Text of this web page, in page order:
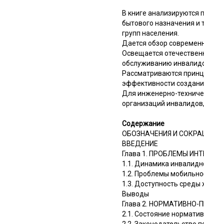
В книге анализируются
бытового назначения
групп населения.
Дается обзор
Освещается
обслуживанию
Рассматриваются
эффективности
Для инженерно-
организаций
Содержание
ОБОЗНАЧЕНИЯ И
ВВЕДЕНИЕ
Глава 1. ПРОБЛЕМЫ
1.1. Динамика
1.2. Проблемы
1.3. Доступность среды
Выводы
Глава 2.
2.1. Состояние